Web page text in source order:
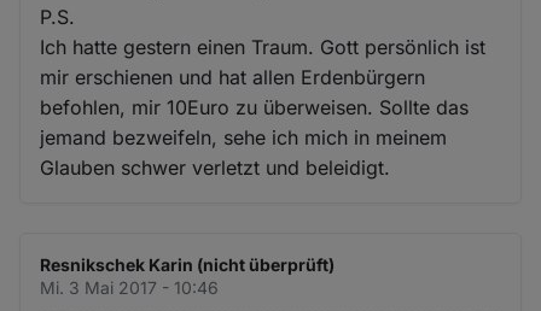
P.S.
Ich hatte gestern einen Traum. Gott persönlich ist
mir erschienen und hat allen Erdenbürgern
befohlen, mir 10Euro zu überweisen. Sollte das
jemand bezweifeln, sehe ich mich in meinem
Glauben schwer verletzt und beleidigt.
Resnikschek Karin (nicht überprüft)
Mi. 3 Mai 2017 - 10:46